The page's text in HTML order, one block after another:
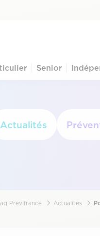
Senior
Actualités
Prévifrance Actualités